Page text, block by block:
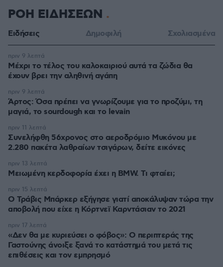
ΡΟΗ ΕΙΔΗΣΕΩΝ
Ειδήσεις Δημοφιλή Σχολιασμένα
Μέχρι το τέλος του καλοκαιριού αυτά τα ζώδια θα
έχουν βρει την αληθινή αγάπη
πριν 9 λεπτά
Άρτος: Όσα πρέπει να γνωρίζουμε για το προζύμι, τη
μαγιά, το sourdough και το levain
πριν 9 λεπτά
Συνελήφθη 56χρονος στο αεροδρόμιο Μυκόνου με
2.280 πακέτα λαθραίων τσιγάρων, δείτε εικόνες
πριν 11 λεπτά
Μειωμένη κερδοφορία έχει η BMW. Τι φταίει;
πριν 13 λεπτά
O Τράβις Μπάρκερ εξήγησε γιατί αποκάλυψαν τώρα την
αποβολή που είχε η Κόρτνεϊ Καρντάσιαν το 2021
πριν 15 λεπτά
«Δεν θα με κυριεύσει ο φόβος»: Ο περιπτεράς της
Γαστούνης άνοιξε ξανά το κατάστημά του μετά τις
επιθέσεις και τον εμπρησμό
πριν 17 λεπτά